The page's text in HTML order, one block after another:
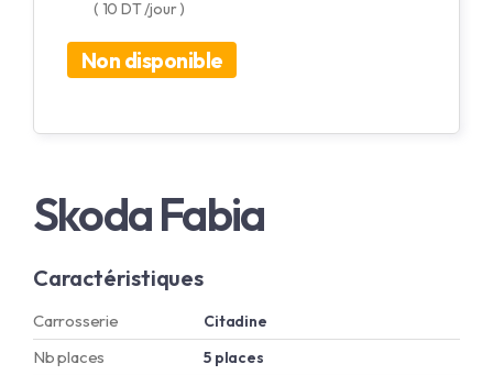
( 10 DT /jour )
Non disponible
Skoda Fabia
Caractéristiques
Carrosserie Citadine
Nb places 5 places